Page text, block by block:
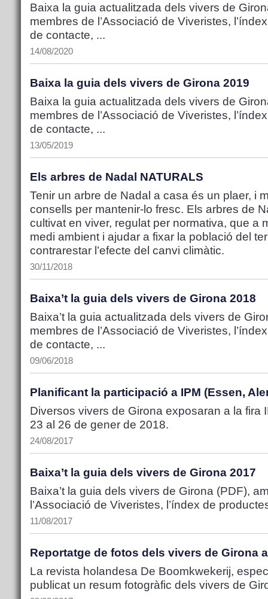
Baixa la guia actualitzada dels vivers de
membres de l’Associació de Viveristes,
de contacte, ...
14/08/2020
Baixa la guia dels vivers de Girona 2019
Baixa la guia actualitzada dels vivers de
membres de l’Associació de Viveristes,
de contacte, ...
13/05/2019
Els arbres de Nadal NATURALS
Tenir un arbre de Nadal a casa és un plaer, i
consells per mantenir-lo fresc. Els arbres de
cultivat en viver, regulat per normativa, que a
medi ambient i ajudar a fixar la població del
contrarestar l’efecte del canvi climàtic.
30/11/2018
Baixa’t la guia dels vivers de Girona 2018
Baixa’t la guia actualitzada dels vivers de
membres de l’Associació de Viveristes,
de contacte, ...
09/06/2018
Planificant la participació a IPM (Essen,
Diversos vivers de Girona exposaran a la fira
23 al 26 de gener de 2018.
24/08/2017
Baixa’t la guia dels vivers de Girona 2017
Baixa’t la guia dels vivers de Girona (PDF),
l’Associació de Viveristes, l’índex de
11/08/2017
Reportatge de fotos dels vivers de Girona
La revista holandesa De Boomkwekerij,
publicat un resum fotogràfic dels vivers de